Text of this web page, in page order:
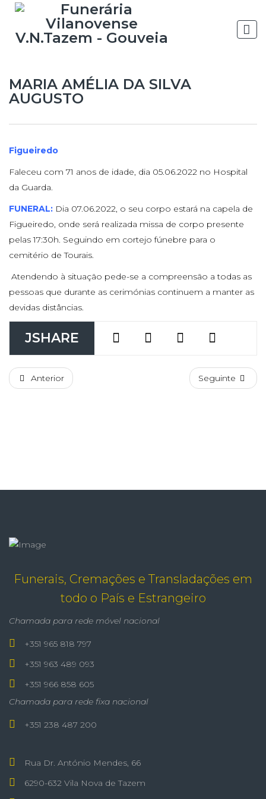
MARIA AMÉLIA DA SILVA
AUGUSTO
Figueiredo
Faleceu com 71 anos de idade, dia 05.06.2022 no Hospital
da Guarda.
FUNERAL: Dia 07.06.2022, o seu corpo estará na capela de
Figueiredo, onde será realizada missa de corpo presente
pelas 17:30h. Seguindo em cortejo fúnebre para o
cemitério de Tourais.
Atendendo à situação pede-se a compreensão a todas as
pessoas que durante as cerimónias continuem a manter as
devidas distâncias.
JSHARE
Anterior Seguinte
Funerais, Cremações e Transladações em
todo o País e Estrangeiro
Chamada para rede móvel nacional
+351 965 818 797
+351 963 489 093
+351 966 858 605
Chamada para rede fixa nacional
+351 238 487 200
Rua Dr. António Mendes, 66
6290-632 Vila Nova de Tazem